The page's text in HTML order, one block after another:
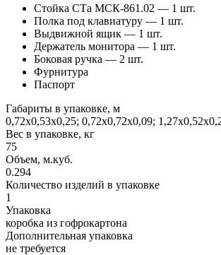
Стойка СТа МСК-861.02 — 1 шт.
Полка под клавиатуру — 1 шт.
Выдвижной ящик — 1 шт.
Держатель монитора — 1 шт.
Боковая ручка — 2 шт.
Фурнитура
Паспорт
Габариты в упаковке, м
0,72х0,53х0,25; 0,72х0,72х0,09;
Вес в упаковке, кг
75
Объем, м.куб.
0.294
Количество изделий в упаковке
1
Упаковка
коробка из гофрокартона
Дополнительная упаковка
не требуется